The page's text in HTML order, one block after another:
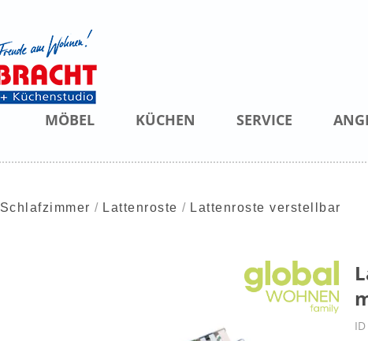
MÖBEL KÜCHEN SERVICE
Schlafzimmer Lattenroste Lattenroste verstellbar